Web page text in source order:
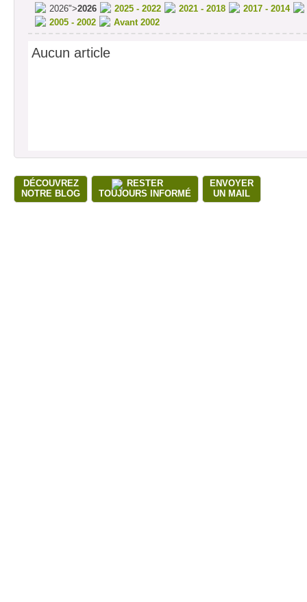
2026">2026 2025 - 2022 2021 - 2018
2017 - 2014
2005 - 2002
Avant 2002
Aucun article
DÉCOUVREZ
NOTRE BLOG
RESTER
TOUJOURS INFORMÉ
ENVOYER
UN MAIL